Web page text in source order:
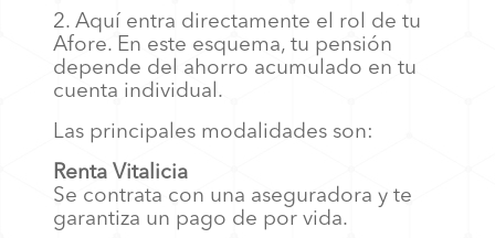
2. Aquí entra directamente el rol de tu
Afore. En este esquema, tu pensión
depende del ahorro acumulado en tu
cuenta individual.
Las principales modalidades son:
Renta Vitalicia
Se contrata con una aseguradora y te
garantiza un pago de por vida.